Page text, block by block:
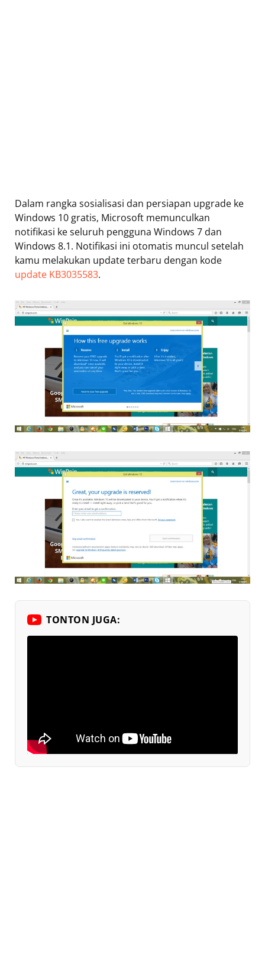
Dalam rangka sosialisasi dan persiapan upgrade ke
Windows 10 gratis, Microsoft memunculkan
notifikasi ke seluruh pengguna Windows 7 dan
Windows 8.1. Notifikasi ini otomatis muncul setelah
kamu melakukan update terbaru dengan kode
update KB3035583.
TONTON JUGA: